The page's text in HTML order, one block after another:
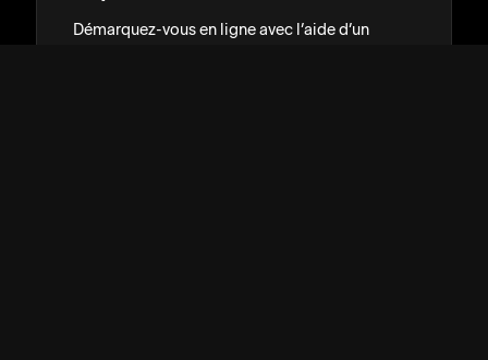
Démarquez-vous en ligne avec l’aide d’un